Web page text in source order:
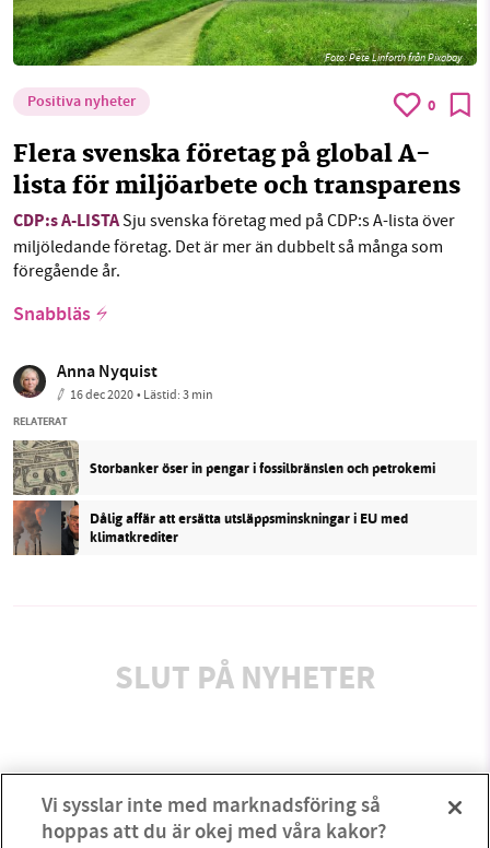
Foto:Pete Linforth från Pixabay
Positiva nyheter 0
Flera svenska företag på global A-
lista för miljöarbete och transparens
CDP:s A-LISTASju svenska företag med på CDP:s A-lista över
miljöledande företag. Det är mer än dubbelt så många som
föregående år.
Snabbläs
Anna Nyquist
16 dec 2020• Lästid:3 min
RELATERAT
Storbanker öser in pengar i fossilbränslen och petrokemi
Dålig affär att ersätta utsläppsminskningar i EU med
klimatkrediter
SLUT PÅ NYHETER
Vi sysslar inte med marknadsföring så
hoppas att du är okej med våra kakor?